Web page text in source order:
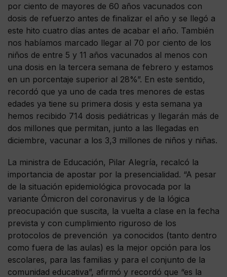
por ciento de mayores de 60 años vacunados con
dosis de refuerzo antes de finalizar el año y se llegó a
este hito cuatro días antes de acabar el año. También
nos habíamos marcado llegar al 70 por ciento de los
niños de entre 5 y 11 años vacunados al menos con
una dosis en la tercera semana de febrero y estamos
en un porcentaje superior al 28%”. En este sentido,
recordó que ya uno de cada tres menores de estas
edades ya tiene su primera dosis y esta semana ya
hemos recibido 714 dosis pediátricas y llegarán más de
dos millones que permitan, junto a las llegadas en
diciembre, vacunar a los 3,3 millones de niños y niñas.
La ministra de Educación, Pilar Alegría, recalcó la
importancia de apostar por la presencialidad. “A pesar
de la situación epidemiológica provocada por la
variante Ómicron del coronavirus y de la lógica
preocupación que suscita, la vuelta a clase en la fecha
prevista y con cumplimiento riguroso de los
protocolos de prevención ya conocidos (tanto dentro
como fuera de las aulas) es la mejor opción para los
escolares, para las familias y para el conjunto de la
comunidad educativa”, afirmó y recordó que “es la